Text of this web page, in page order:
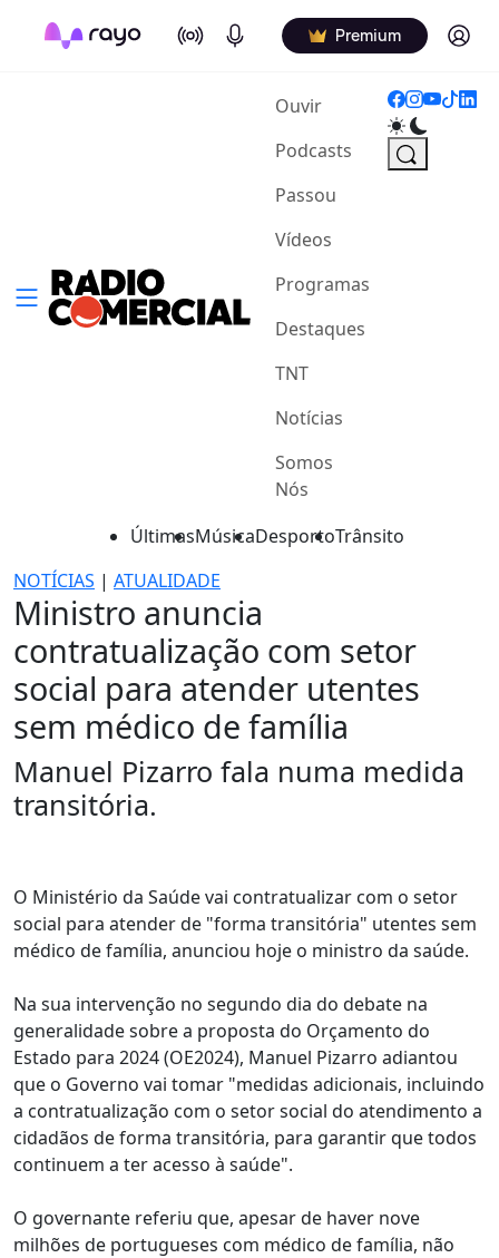
On Air Podcasts Premium Log in
Ouvir(current)
Podcasts
Passou
Vídeos
Programas
Destaques
TNT
Notícias
Somos
Nós
ÚltimasMúsicaDesportoTrânsito
NOTÍCIAS | ATUALIDADE
Ministro anuncia
contratualização com setor
social para atender utentes
sem médico de família
Manuel Pizarro fala numa medida
transitória.
O Ministério da Saúde vai contratualizar com o setor
social para atender de "forma transitória" utentes sem
médico de família, anunciou hoje o ministro da saúde.
Na sua intervenção no segundo dia do debate na
generalidade sobre a proposta do Orçamento do
Estado para 2024 (OE2024), Manuel Pizarro adiantou
que o Governo vai tomar "medidas adicionais, incluindo
a contratualização com o setor social do atendimento a
cidadãos de forma transitória, para garantir que todos
continuem a ter acesso à saúde".
O governante referiu que, apesar de haver nove
milhões de portugueses com médico de família, não